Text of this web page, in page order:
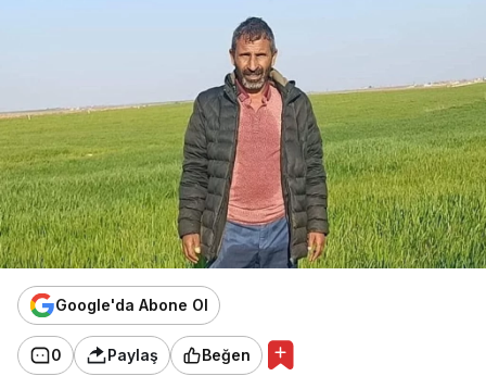
Google'da Abone Ol
0 Paylaş Beğen